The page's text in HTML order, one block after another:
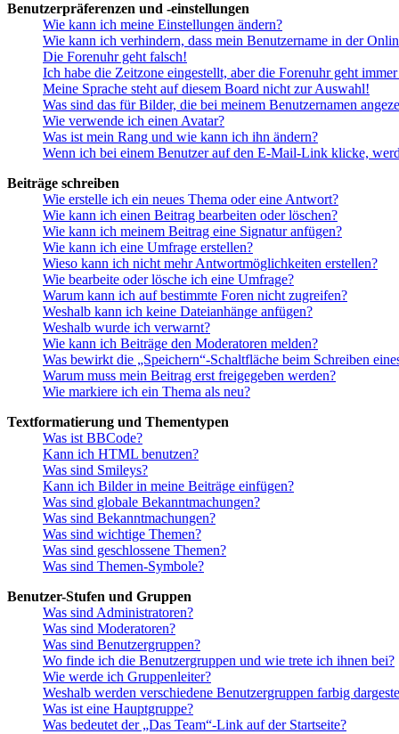
Benutzerpräferenzen und -einstellungen
Wie kann ich meine Einstellungen ändern?
Wie kann ich verhindern, dass mein Benutzername in der
Die Forenuhr geht falsch!
Ich habe die Zeitzone eingestellt, aber die Forenuhr geht
Meine Sprache steht auf diesem Board nicht zur Auswahl!
Was sind das für Bilder, die bei meinem Benutzernamen
Wie verwende ich einen Avatar?
Was ist mein Rang und wie kann ich ihn ändern?
Wenn ich bei einem Benutzer auf den E-Mail-Link klicke,
Beiträge schreiben
Wie erstelle ich ein neues Thema oder eine Antwort?
Wie kann ich einen Beitrag bearbeiten oder löschen?
Wie kann ich meinem Beitrag eine Signatur anfügen?
Wie kann ich eine Umfrage erstellen?
Wieso kann ich nicht mehr Antwortmöglichkeiten erstellen?
Wie bearbeite oder lösche ich eine Umfrage?
Warum kann ich auf bestimmte Foren nicht zugreifen?
Weshalb kann ich keine Dateianhänge anfügen?
Weshalb wurde ich verwarnt?
Wie kann ich Beiträge den Moderatoren melden?
Was bewirkt die „Speichern“-Schaltfläche beim Schreiben
Warum muss mein Beitrag erst freigegeben werden?
Wie markiere ich ein Thema als neu?
Textformatierung und Thementypen
Was ist BBCode?
Kann ich HTML benutzen?
Was sind Smileys?
Kann ich Bilder in meine Beiträge einfügen?
Was sind globale Bekanntmachungen?
Was sind Bekanntmachungen?
Was sind wichtige Themen?
Was sind geschlossene Themen?
Was sind Themen-Symbole?
Benutzer-Stufen und Gruppen
Was sind Administratoren?
Was sind Moderatoren?
Was sind Benutzergruppen?
Wo finde ich die Benutzergruppen und wie trete ich ihnen bei?
Wie werde ich Gruppenleiter?
Weshalb werden verschiedene Benutzergruppen farbig
Was ist eine Hauptgruppe?
Was bedeutet der „Das Team“-Link auf der Startseite?